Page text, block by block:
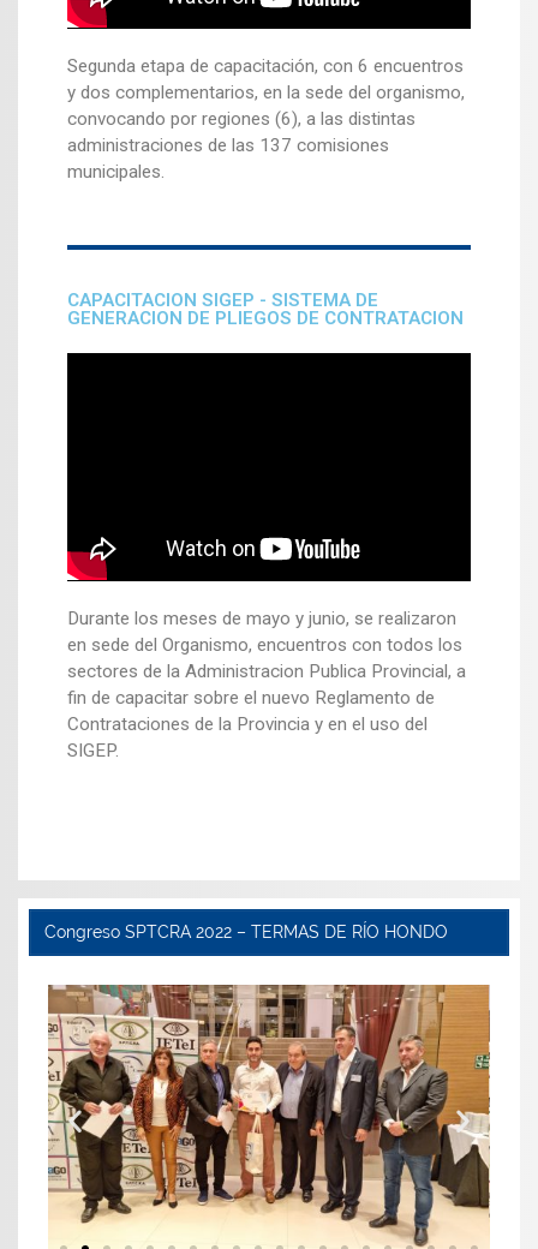
Segunda etapa de capacitación, con 6 encuentros
y dos complementarios, en la sede del organismo,
convocando por regiones (6), a las distintas
administraciones de las 137 comisiones
municipales.
CAPACITACION SIGEP - SISTEMA DE
GENERACION DE PLIEGOS DE CONTRATACION
Durante los meses de mayo y junio, se realizaron
en sede del Organismo, encuentros con todos los
sectores de la Administracion Publica Provincial, a
fin de capacitar sobre el nuevo Reglamento de
Contrataciones de la Provincia y en el uso del
SIGEP.
Congreso SPTCRA 2022 – TERMAS DE RÍO HONDO